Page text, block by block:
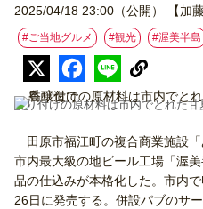
2025/04/18 23:00（公開） 【加
#ご当地グルメ #観光 #渥美半島
香り付けの原材料は市内でとれた
田原市福江町の複合商業施設「
市内最大級の地ビール工場「渥
品の仕込みが本格化した。市内
26日に発売する。併設パブのサ